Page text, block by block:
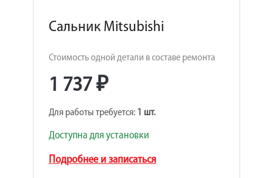
Сальник Mitsubishi
Стоимость одной детали в составе ремонта
1 737 ₽
Для работы требуется: 1 шт.
Доступна для установки
Подробнее и записаться